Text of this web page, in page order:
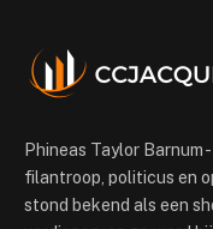
Phineas Taylor Barnum
filantroop, politicus en
stond bekend als een